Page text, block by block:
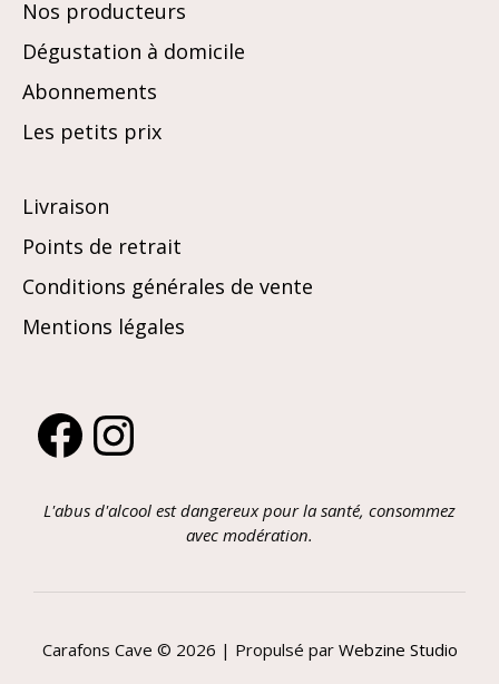
Nos producteurs
Dégustation à domicile
Abonnements
Les petits prix
Livraison
Points de retrait
Conditions générales de vente
Mentions légales
FacebookInstagram
L'abus d'alcool est dangereux pour la santé, consommez
avec modération.
Carafons Cave © 2026 | Propulsé par Webzine Studio